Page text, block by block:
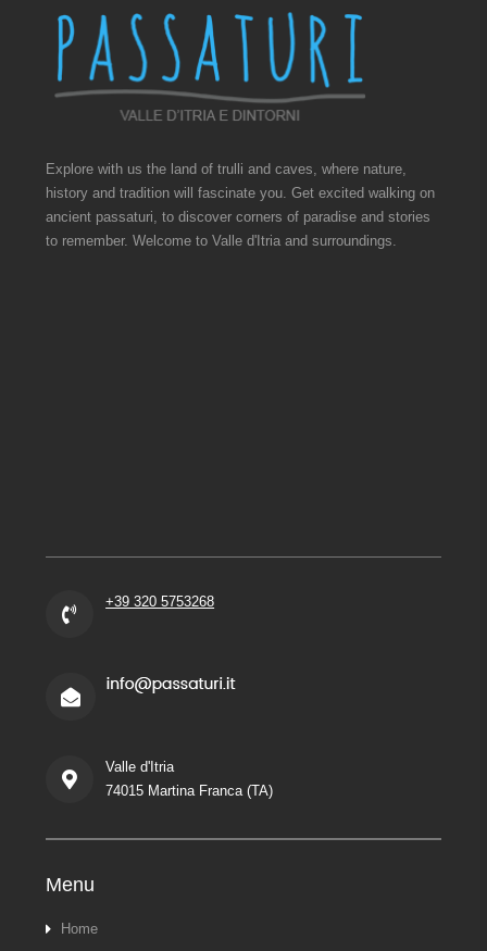
Explore with us the land of trulli and caves, where nature,
history and tradition will fascinate you. Get excited walking on
ancient passaturi, to discover corners of paradise and stories
to remember. Welcome to Valle d'Itria and surroundings.
+39 320 5753268
Valle d'Itria
74015 Martina Franca (TA)
Menu
Home